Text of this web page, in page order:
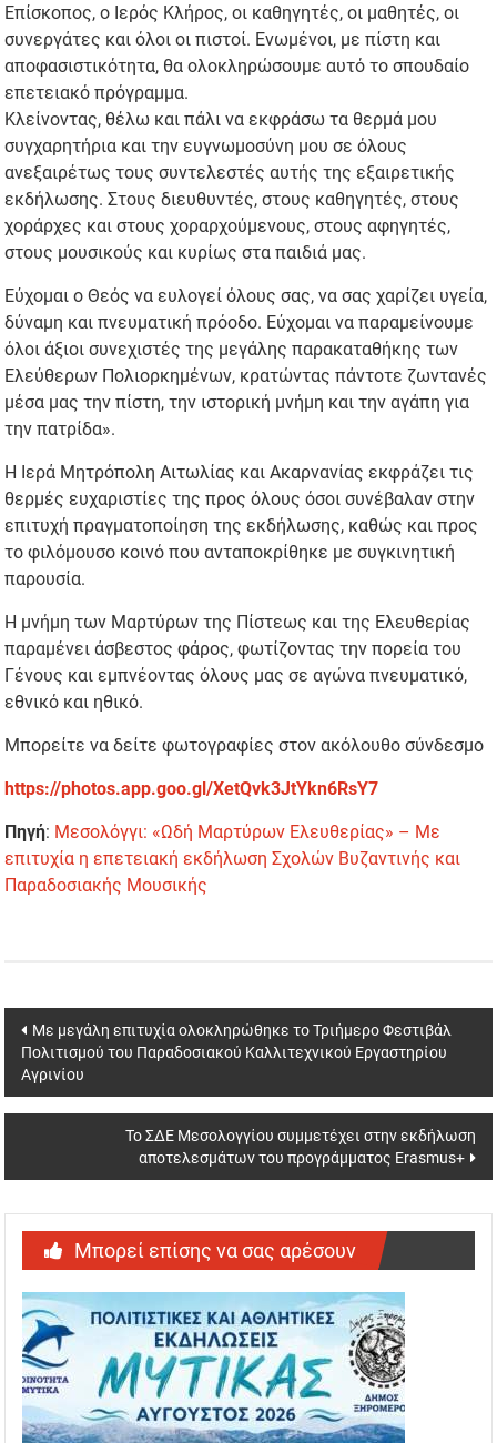
Επίσκοπος, ο Ιερός Κλήρος, οι καθηγητές, οι μαθητές, οι
συνεργάτες και όλοι οι πιστοί. Ενωμένοι, με πίστη και
αποφασιστικότητα, θα ολοκληρώσουμε αυτό το σπουδαίο
επετειακό πρόγραμμα.
Κλείνοντας, θέλω και πάλι να εκφράσω τα θερμά μου
συγχαρητήρια και την ευγνωμοσύνη μου σε όλους
ανεξαιρέτως τους συντελεστές αυτής της εξαιρετικής
εκδήλωσης. Στους διευθυντές, στους καθηγητές, στους
χοράρχες και στους χοραρχούμενους, στους αφηγητές,
στους μουσικούς και κυρίως στα παιδιά μας.
Εύχομαι ο Θεός να ευλογεί όλους σας, να σας χαρίζει υγεία,
δύναμη και πνευματική πρόοδο. Εύχομαι να παραμείνουμε
όλοι άξιοι συνεχιστές της μεγάλης παρακαταθήκης των
Ελεύθερων Πολιορκημένων, κρατώντας πάντοτε ζωντανές
μέσα μας την πίστη, την ιστορική μνήμη και την αγάπη για
την πατρίδα».
Η Ιερά Μητρόπολη Αιτωλίας και Ακαρνανίας εκφράζει τις
θερμές ευχαριστίες της προς όλους όσοι συνέβαλαν στην
επιτυχή πραγματοποίηση της εκδήλωσης, καθώς και προς
το φιλόμουσο κοινό που ανταποκρίθηκε με συγκινητική
παρουσία.
Η μνήμη των Μαρτύρων της Πίστεως και της Ελευθερίας
παραμένει άσβεστος φάρος, φωτίζοντας την πορεία του
Γένους και εμπνέοντας όλους μας σε αγώνα πνευματικό,
εθνικό και ηθικό.
Μπορείτε να δείτε φωτογραφίες στον ακόλουθο σύνδεσμο
https://photos.app.goo.gl/XetQvk3JtYkn6RsY7
Πηγή: Μεσολόγγι: «Ωδή Μαρτύρων Ελευθερίας» – Με
επιτυχία η επετειακή εκδήλωση Σχολών Βυζαντινής και
Παραδοσιακής Μουσικής
Post
navigation
Με μεγάλη επιτυχία ολοκληρώθηκε το Τριήμερο Φεστιβάλ
Πολιτισμού του Παραδοσιακού Καλλιτεχνικού Εργαστηρίου
Αγρινίου
To ΣΔΕ Μεσολογγίου συμμετέχει στην εκδήλωση
αποτελεσμάτων του προγράμματος Erasmus+
Μπορεί επίσης να σας αρέσουν